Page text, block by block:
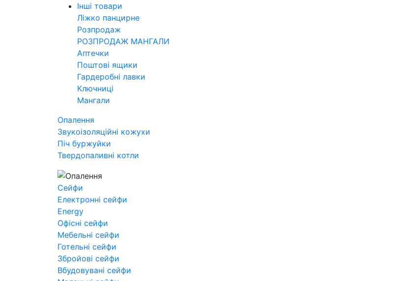
Інші товари
Ліжко панцирне
Розпродаж
РОЗПРОДАЖ МАНГАЛИ
Аптечки
Поштові ящики
Гардеробні лавки
Ключниці
Мангали
Опалення
Звукоізоляційні кожухи
Піч буржуйки
Твердопаливні котли
Сейфи
Електронні сейфи
Energy
Офісні сейфи
Мебельні сейфи
Готельні сейфи
Збройові сейфи
Вбудовувані сейфи